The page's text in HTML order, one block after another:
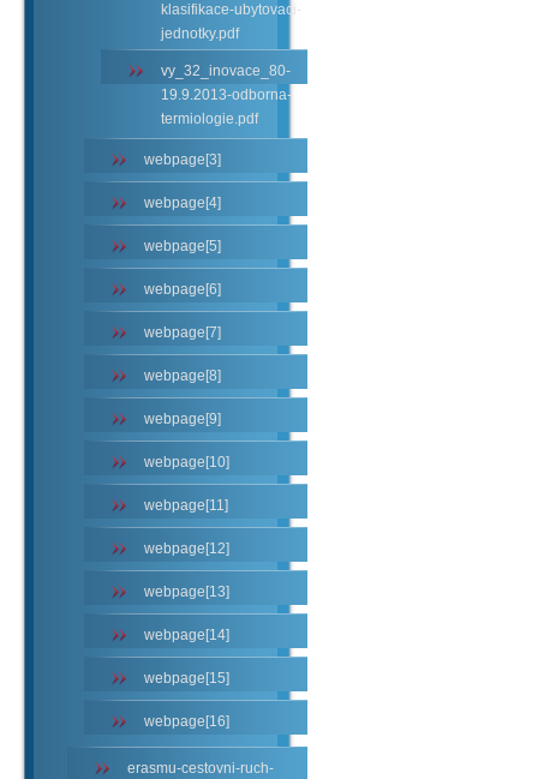
klasifikace-ubytovaci-
jednotky.pdf
vy_32_inovace_80-
19.9.2013-odborna-
termiologie.pdf
webpage[3]
webpage[4]
webpage[5]
webpage[6]
webpage[7]
webpage[8]
webpage[9]
webpage[10]
webpage[11]
webpage[12]
webpage[13]
webpage[14]
webpage[15]
webpage[16]
erasmu-cestovni-ruch-